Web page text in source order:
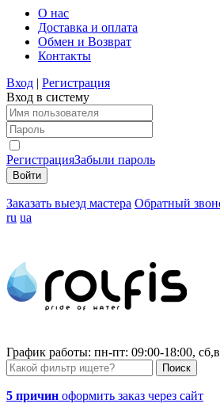
О нас
Доставка и оплата
Обмен и Возврат
Контакты
Вход | Регистрация
Вход в систему
РегистрацияЗабыли пароль
Заказать выезд мастера Обратный
ru ua
График работы: пн-пт: 09:00-18:00,
5 причин оформить заказ через сайт